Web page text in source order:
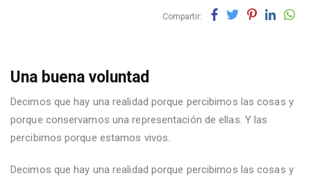
Compartir:
Una buena voluntad
Decimos que hay una realidad porque percibimos las cosas y
porque conservamos una representación de ellas. Y las
percibimos porque estamos vivos.
Decimos que hay una realidad porque percibimos las cosas y